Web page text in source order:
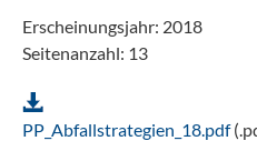
Erscheinungsjahr: 2018
Seitenanzahl: 13
PP_Abfallstrategien_18.pdf